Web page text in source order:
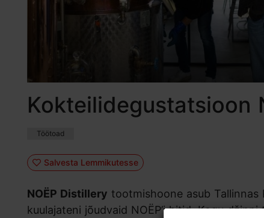
Kokteilidegustatsioon
Töötoad
Salvesta Lemmikutesse
NOËP Distillery tootmishoone asub
kuulajateni jõudvaid NOËP’i hitid. Kogu